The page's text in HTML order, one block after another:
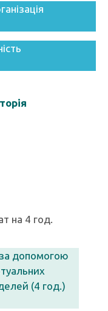
на 4 год.
за допомогою
(4 год.)